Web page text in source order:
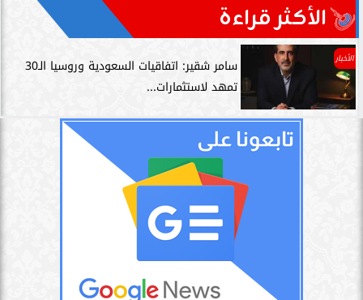
الأكثر قراءة
الأخبار
سامر شقير: اتفاقيات السعودية وروسيا الـ30
تمهد لاستثمارات...